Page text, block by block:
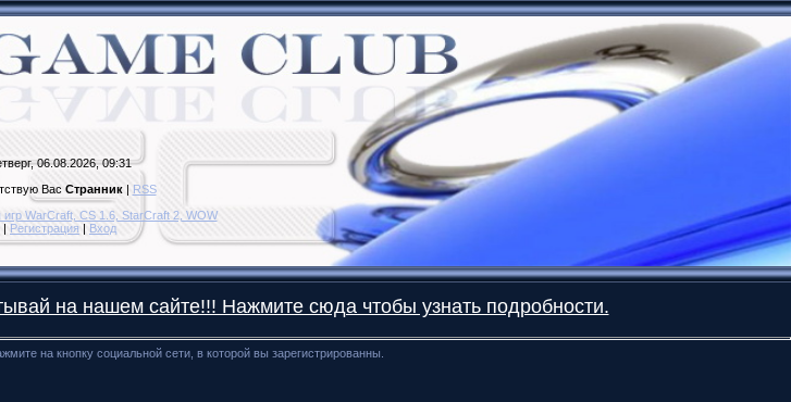
06.08.2026, 09:31
Вас Странник| RSS
игр WarCraft, CS 1.6, StarCraft 2, WOW
| Регистрация | Вход
на нашем сайте!!! Нажмите сюда чтобы узнать подробности.
на кнопку социальной сети, в которой вы зарегистрированны.